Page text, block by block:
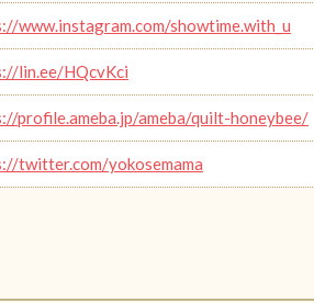
www.instagram.com/showtime.with_u
lin.ee/HQcvKci
profile.ameba.jp/ameba/quilt-honeybee/
twitter.com/yokosemama